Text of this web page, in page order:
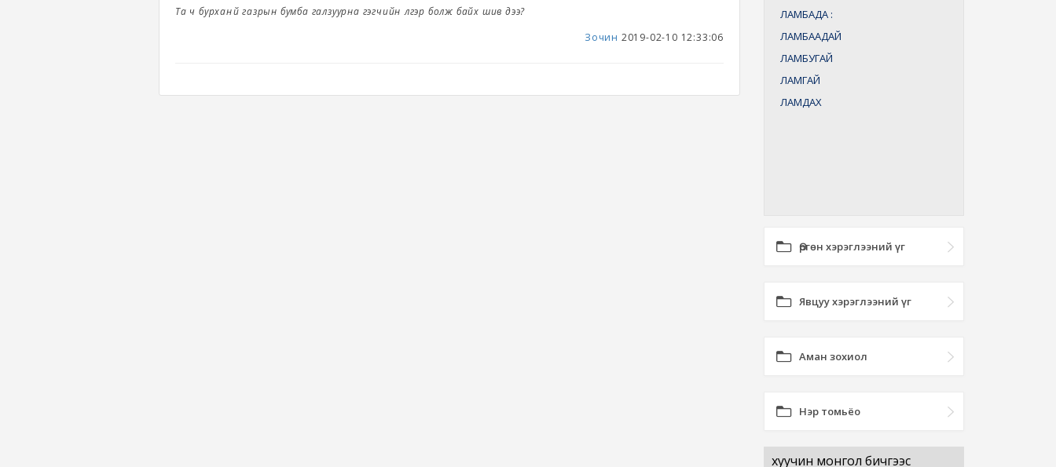
Та ч бурханүй газрын бумба галзуурна гэгчийн үлгэр болж байх шив дээ?
Зочин 2019-02-10 12:33:06
ЛАМБАДА :
ЛАМБААДАЙ
ЛАМБУГАЙ
ЛАМГАЙ
ЛАМДАХ
Өргөн хэрэглээний үг
Явцуу хэрэглээний үг
Аман зохиол
Нэр томьёо
хуучин монгол бичгээс